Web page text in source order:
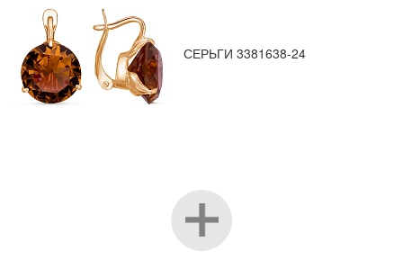
СЕРЬГИ 3381638-24